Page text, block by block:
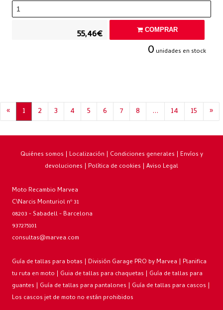
55,46€ COMPRAR
0 unidades en stock
« 1 2 3 4 5 6 7 8 ... 14 15 »
Quiénes somos | Localización | Condiciones generales | Envíos y
devoluciones | Política de cookies | Aviso Legal
Moto Recambio Marvea
C\Narcis Monturiol nº 31
08203 - Sabadell - Barcelona
937275101
consultas@marvea.com
Guía de tallas para botas | División Garage PRO by Marvea | Planifica
tu ruta en moto | Guia de tallas para chaquetas | Guía de tallas para
guantes | Guía de tallas para pantalones | Guía de tallas para cascos |
Los cascos jet de moto no están prohibidos